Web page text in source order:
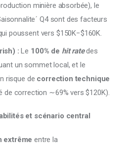
minière absorbée), le
Q4 sont des facteurs
poussent vers $150K−$160K.
: Le 100% de hit ratedes
un sommet local, et le
risque de correction technique
de correction ∼69% vers $120K).
et scénario central
extrême entre la